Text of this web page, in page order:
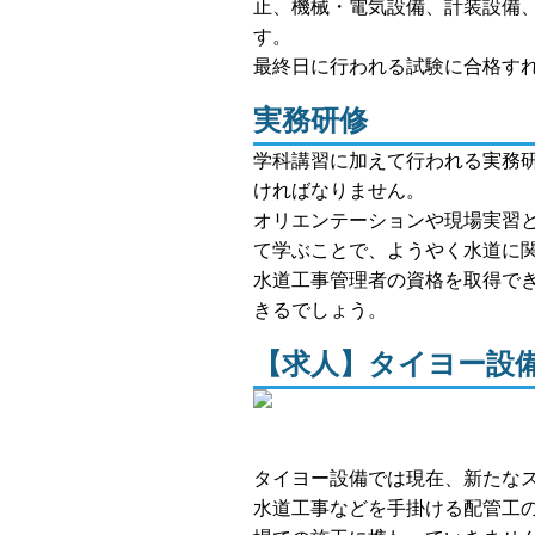
止、機械・電気設備、計装設備
す。
最終日に行われる試験に合格す
実務研修
学科講習に加えて行われる実務
ければなりません。
オリエンテーションや現場実習
て学ぶことで、ようやく水道に
水道工事管理者の資格を取得で
きるでしょう。
【求人】タイヨー
タイヨー設備では現在、新たな
水道工事などを手掛ける配管工